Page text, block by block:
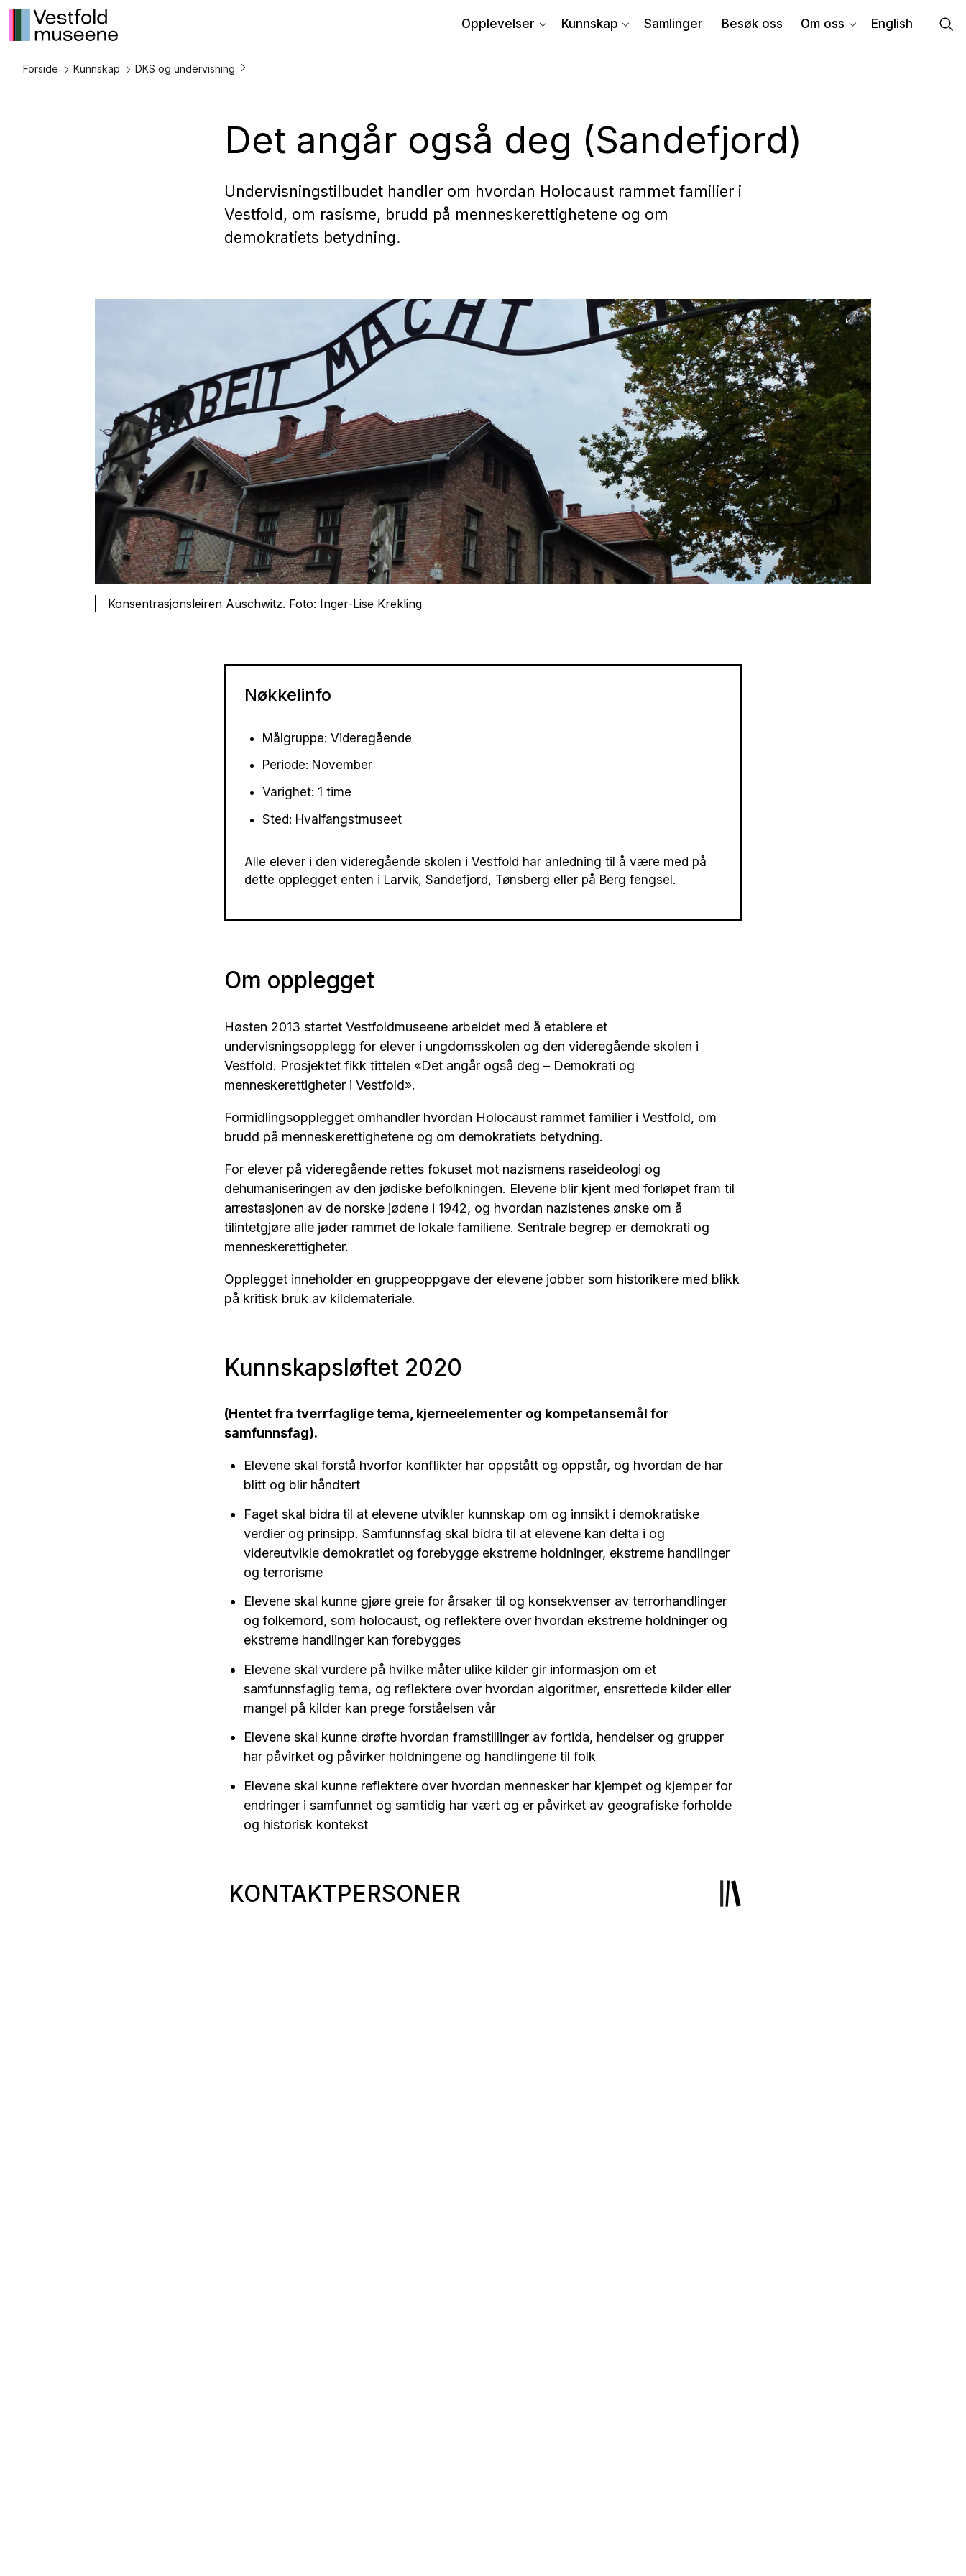
Opplevelser Kunnskap Samlinger Besøk oss Om oss English
Forside Kunnskap DKS og undervisning
Det angår også deg (Sandefjord)
Undervisningstilbudet handler om hvordan Holocaust rammet familier i
Vestfold, om rasisme, brudd på menneskerettighetene og om
demokratiets betydning.
Konsentrasjonsleiren Auschwitz. Foto: Inger-Lise Krekling
Nøkkelinfo
Målgruppe: Videregående
Periode: November
Varighet: 1 time
Sted: Hvalfangstmuseet
Alle elever i den videregående skolen i Vestfold har anledning til å være med på
dette opplegget enten i Larvik, Sandefjord, Tønsberg eller på Berg fengsel.
Om opplegget
Høsten 2013 startet Vestfoldmuseene arbeidet med å etablere et
undervisningsopplegg for elever i ungdomsskolen og den videregående skolen i
Vestfold. Prosjektet fikk tittelen «Det angår også deg – Demokrati og
menneskerettigheter i Vestfold».
Formidlingsopplegget omhandler hvordan Holocaust rammet familier i Vestfold, om
brudd på menneskerettighetene og om demokratiets betydning.
For elever på videregående rettes fokuset mot nazismens raseideologi og
dehumaniseringen av den jødiske befolkningen. Elevene blir kjent med forløpet fram til
arrestasjonen av de norske jødene i 1942, og hvordan nazistenes ønske om å
tilintetgjøre alle jøder rammet de lokale familiene. Sentrale begrep er demokrati og
menneskerettigheter.
Opplegget inneholder en gruppeoppgave der elevene jobber som historikere med blikk
på kritisk bruk av kildemateriale.
Kunnskapsløftet 2020
(Hentet fra tverrfaglige tema, kjerneelementer og kompetansemål for
samfunnsfag).
Elevene skal forstå hvorfor konflikter har oppstått og oppstår, og hvordan de har
blitt og blir håndtert
Faget skal bidra til at elevene utvikler kunnskap om og innsikt i demokratiske
verdier og prinsipp. Samfunnsfag skal bidra til at elevene kan delta i og
videreutvikle demokratiet og forebygge ekstreme holdninger, ekstreme handlinger
og terrorisme
Elevene skal kunne gjøre greie for årsaker til og konsekvenser av terrorhandlinger
og folkemord, som holocaust, og reflektere over hvordan ekstreme holdninger og
ekstreme handlinger kan forebygges
Elevene skal vurdere på hvilke måter ulike kilder gir informasjon om et
samfunnsfaglig tema, og reflektere over hvordan algoritmer, ensrettede kilder eller
mangel på kilder kan prege forståelsen vår
Elevene skal kunne drøfte hvordan framstillinger av fortida, hendelser og grupper
har påvirket og påvirker holdningene og handlingene til folk
Elevene skal kunne reflektere over hvordan mennesker har kjempet og kjemper for
endringer i samfunnet og samtidig har vært og er påvirket av geografiske forholde
og historisk kontekst
KONTAKTPERSONER